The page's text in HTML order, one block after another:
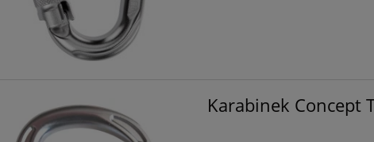
Karabinek Concept